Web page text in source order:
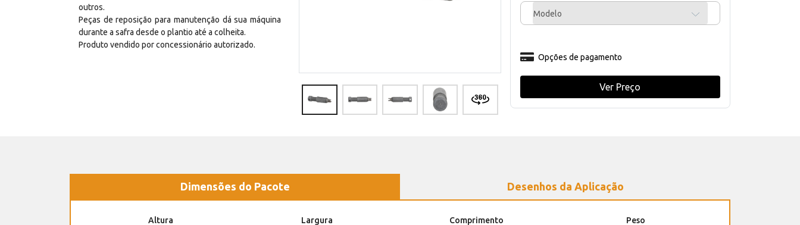
outros.
Peças de reposição para manutenção dá sua máquina
durante a safra desde o plantio até a colheita.
Produto vendido por concessionário autorizado.
Modelo
Opções de pagamento
Ver Preço
Dimensões do Pacote Desenhos da Aplicação
Altura Largura Comprimento Peso